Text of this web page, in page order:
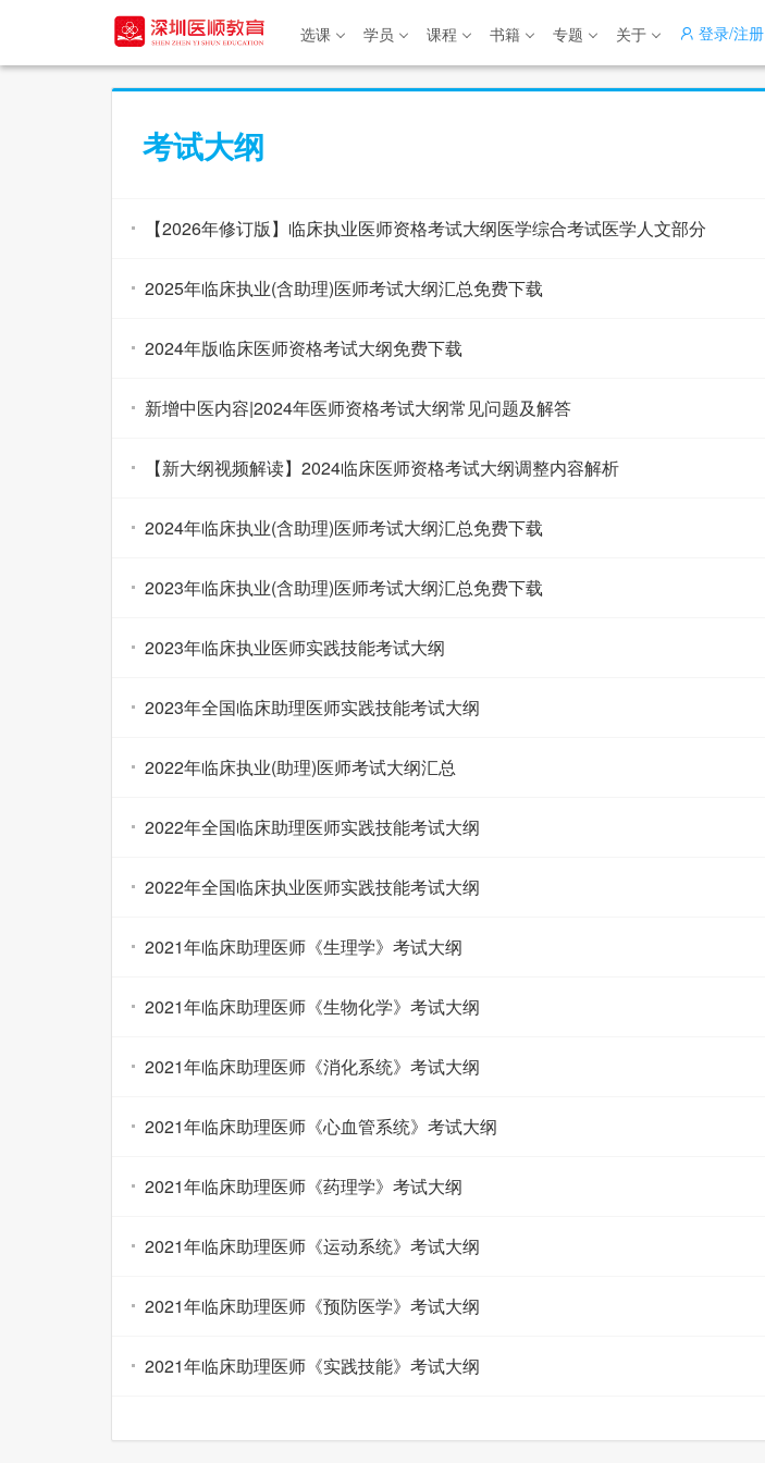
选课 学员 课程 书籍 专题 关于 登录/注册
考试大纲
【2026年修订版】临床执业医师资格考试大纲医学综合考试医学人文部分
2025年临床执业(含助理)医师考试大纲汇总免费下载
2024年版临床医师资格考试大纲免费下载
新增中医内容|2024年医师资格考试大纲常见问题及解答
【新大纲视频解读】2024临床医师资格考试大纲调整内容解析
2024年临床执业(含助理)医师考试大纲汇总免费下载
2023年临床执业(含助理)医师考试大纲汇总免费下载
2023年临床执业医师实践技能考试大纲
2023年全国临床助理医师实践技能考试大纲
2022年临床执业(助理)医师考试大纲汇总
2022年全国临床助理医师实践技能考试大纲
2022年全国临床执业医师实践技能考试大纲
2021年临床助理医师《生理学》考试大纲
2021年临床助理医师《生物化学》考试大纲
2021年临床助理医师《消化系统》考试大纲
2021年临床助理医师《心血管系统》考试大纲
2021年临床助理医师《药理学》考试大纲
2021年临床助理医师《运动系统》考试大纲
2021年临床助理医师《预防医学》考试大纲
2021年临床助理医师《实践技能》考试大纲